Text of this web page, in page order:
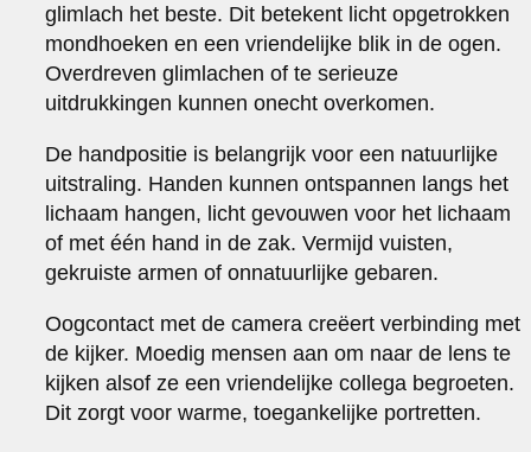
glimlach het beste. Dit betekent licht opgetrokken
mondhoeken en een vriendelijke blik in de ogen.
Overdreven glimlachen of te serieuze
uitdrukkingen kunnen onecht overkomen.
De handpositie is belangrijk voor een natuurlijke
uitstraling. Handen kunnen ontspannen langs het
lichaam hangen, licht gevouwen voor het lichaam
of met één hand in de zak. Vermijd vuisten,
gekruiste armen of onnatuurlijke gebaren.
Oogcontact met de camera creëert verbinding met
de kijker. Moedig mensen aan om naar de lens te
kijken alsof ze een vriendelijke collega begroeten.
Dit zorgt voor warme, toegankelijke portretten.